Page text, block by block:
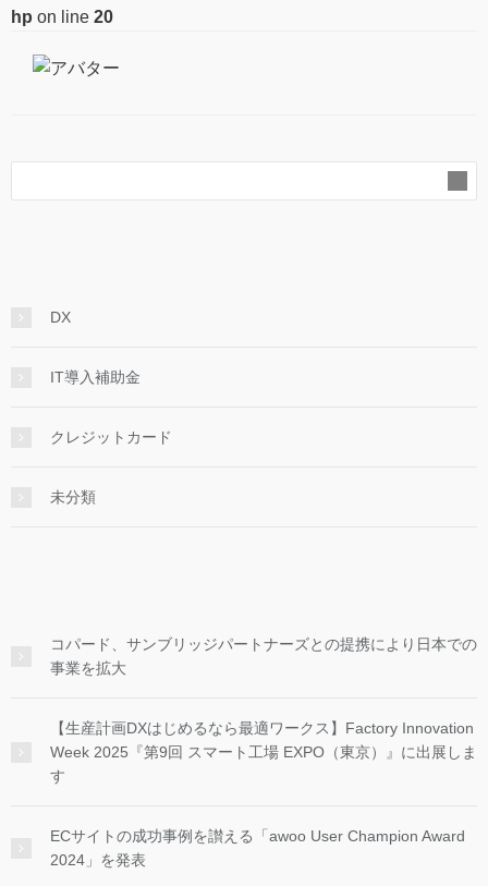
hp on line 20
DX
IT導入補助金
クレジットカード
未分類
コパード、サンブリッジパートナーズとの提携により日本での
事業を拡大
【生産計画DXはじめるなら最適ワークス】Factory Innovation
Week 2025『第9回 スマート工場 EXPO（東京）』に出展しま
す
ECサイトの成功事例を讃える「awoo User Champion Award
2024」を発表